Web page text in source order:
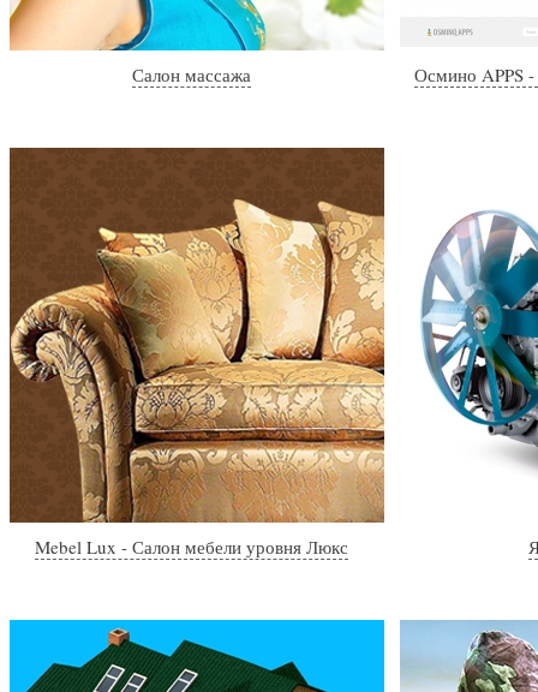
Салон массажа Осмино APPS
Mebel Lux - Салон мебели уровня Люкс